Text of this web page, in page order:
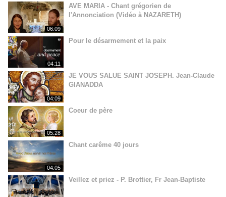
06:09
AVE MARIA - Chant grégorien de
l'Annonciation (Vidéo à NAZARETH)
04:11
Pour le désarmement et la paix
04:09
JE VOUS SALUE SAINT JOSEPH. Jean-Claude
GIANADDA
05:28
Coeur de père
04:05
Chant carême 40 jours
Veillez et priez - P. Brottier, Fr Jean-Baptiste